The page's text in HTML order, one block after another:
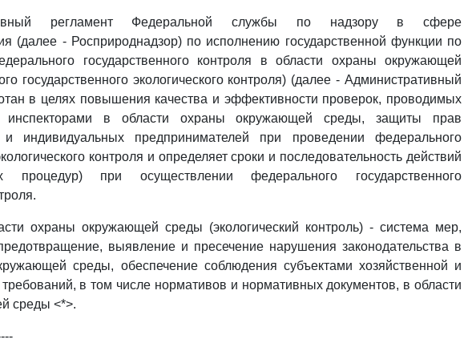
регламент Федеральной службы по надзору в сфере
(далее - Росприроднадзор) по исполнению государственной функции по
государственного контроля в области охраны окружающей
государственного экологического контроля) (далее - Административный
в целях повышения качества и эффективности проверок, проводимых
инспекторами в области охраны окружающей среды, защиты прав
индивидуальных предпринимателей при проведении федерального
контроля и определяет сроки и последовательность действий
процедур) при осуществлении федерального государственного
охраны окружающей среды (экологический контроль) - система мер,
выявление и пресечение нарушения законодательства в
среды, обеспечение соблюдения субъектами хозяйственной и
требований, в том числе нормативов и нормативных документов, в области
среды <*>.